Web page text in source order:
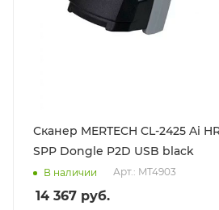
Сканер MERTECH CL-2425 Ai
SPP Dongle P2D USB black
В наличии Арт.: MT4903
14 367 руб.